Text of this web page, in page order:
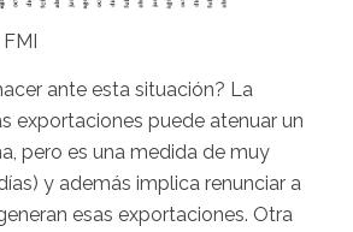
ante esta situación? La
exportaciones puede atenuar un
pero es una medida de muy
y además implica renunciar a
esas exportaciones. Otra